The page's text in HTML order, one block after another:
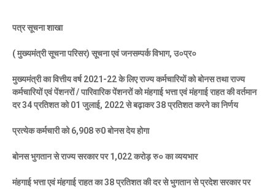
पत्र सूचना शाखा
( मुख्यमंत्री सूचना परिसर) सूचना एवं जनसम्पर्क विभाग, उ०प्र०
मुख्यमंत्री का वित्तीय वर्ष 2021-22 के लिए राज्य कर्मचारियों को बोनस तथा राज्य
कर्मचारियों एवं पेंशनरों / पारिवारिक पेंशनरों को मंहगाई भत्ता एवं मंहगाई राहत की वर्तमान
दर 34 प्रतिशत को 01 जुलाई, 2022 से बढ़ाकर 38 प्रतिशत करने का निर्णय
प्रत्येक कर्मचारी को 6,908 रु0 बोनस देय होगा
बोनस भुगतान से राज्य सरकार पर 1,022 करोड़ रु० का व्ययभार
मंहगाई भत्ता एवं मंहगाई राहत का 38 प्रतिशत की दर से भुगतान से प्रदेश सरकार पर